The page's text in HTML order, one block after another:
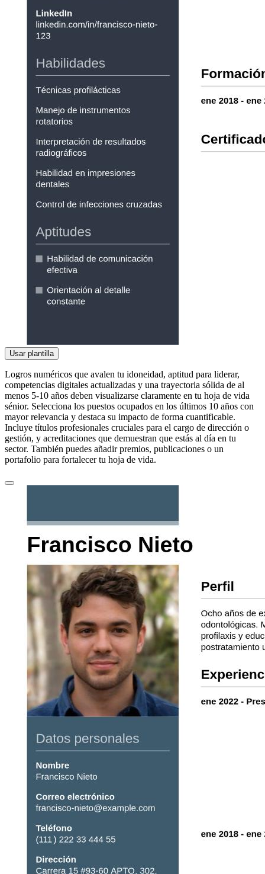
Usar plantilla
Logros numéricos que avalen tu idoneidad, aptitud para liderar,
competencias digitales actualizadas y una trayectoria sólida de al
menos 5-10 años deben visualizarse claramente en tu hoja de vida
sénior. Selecciona los puestos ocupados en los últimos 10 años con
mayor relevancia y destaca su impacto de forma cuantificable.
Incluye títulos profesionales cruciales para el cargo de dirección o
gestión, y acreditaciones que demuestran que estás al día en tu
sector. También puedes añadir premios, publicaciones o un
portafolio para fortalecer tu hoja de vida.